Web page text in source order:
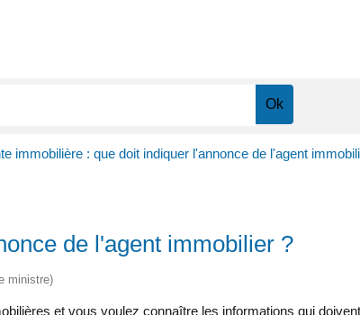
immobilière : que doit indiquer l'annonce de l'agent
de l'agent immobilier ?
ministre)
et vous voulez connaître les informations qui